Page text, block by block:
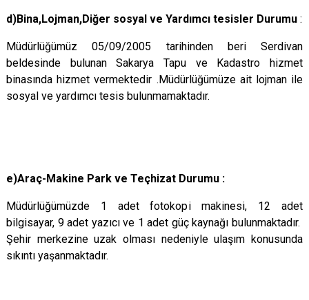
d)Bina,Lojman,Diğer sosyal ve Yardımcı tesisler Durumu :
Müdürlüğümüz 05/09/2005 tarihinden beri Serdivan
beldesinde bulunan Sakarya Tapu ve Kadastro hizmet
binasında hizmet vermektedir .Müdürlüğümüze ait lojman ile
sosyal ve yardımcı tesis bulunmamaktadır.
e)Araç-Makine Park ve Teçhizat Durumu :
Müdürlüğümüzde 1 adet fotokopi makinesi, 12 adet
bilgisayar, 9 adet yazıcı ve 1 adet güç kaynağı bulunmaktadır.
Şehir merkezine uzak olması nedeniyle ulaşım konusunda
sıkıntı yaşanmaktadır.